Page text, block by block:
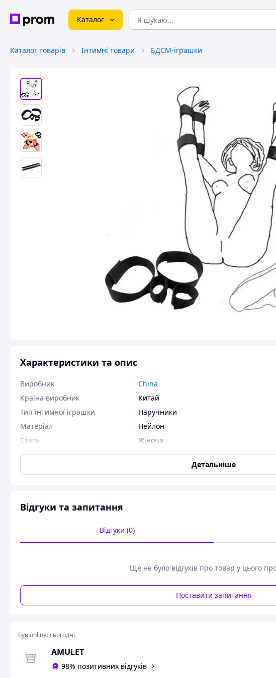
Каталог
Каталог товарів Інтимні товари БДСМ-іграшки
Характеристики та опис
Виробник
China
Країна виробник
Китай
Тип інтимної іграшки
Наручники
Матеріал
Нейлон
Стать
Жіноча
Бдсм наручники і фіксатори Обмежувач рук для
збудження!
зручними фіксаторами
. Манжети, виготовлені
дотик нейлону, надійно утримують руки і ноги у
Детальніше
Відгуки та запитання
Відгуки (0)
Ще не було відгуків про товар у цього
Поставити запитання
Був online:сьогодні
AMULET
98% позитивних відгуків